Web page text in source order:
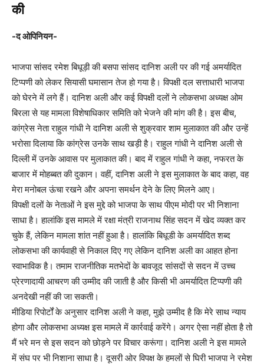
की
-द ओपिनियन-
भाजपा सांसद रमेश बिधूड़ी की बसपा सांसद दानिश अली पर की गई अमर्यादित
टिप्पणी को लेकर सियासी घमासान तेज हो गया है। विपक्षी दल सत्ताधारी भाजपा
को घेरने में लगे हैं। दानिश अली और कई विपक्षी दलों ने लोकसभा अध्यक्ष ओम
बिरला से यह मामला विशेषाधिकार समिति को भेजने की मांग की है। इस बीच,
कांग्रेस नेता राहुल गांधी ने दानिश अली से शुक्रवार शाम मुलाकात की और उन्हें
भरोसा दिलाया कि कांग्रेस उनके साथ खड़ी है। राहुल गांधी ने दानिश अली से
दिल्ली में उनके आवास पर मुलाकात की। बाद में राहुल गांधी ने कहा, नफरत के
बाजार में मोहब्बत की दुकान। वहीं, दानिश अली ने इस मुलाकात के बाद कहा, वह
मेरा मनोबल ऊंचा रखने और अपना समर्थन देने के लिए मिलने आए।
विपक्षी दलों के नेताओं ने इस मुद्दे को भाजपा के साथ पीएम मोदी पर भी निशाना
साधा है। हालांकि इस मामले में रक्षा मंत्री राजनाथ सिंह सदन में खेद व्यक्त कर
चुके हैं, लेकिन मामला शांत नहीं हुआ है। हालांकि बिधूडी के अमर्यादित शब्द
लोकसभा की कार्यवाही से निकाल दिए गए लेकिन दानिश अली का आहत होना
स्वाभाविक है। तमाम राजनीतिक मतभेदों के बावजूद सांसदों से सदन में उच्च
प्रेरणादायी आचरण की उम्मीद की जाती है और किसी भी अमर्यादित टिप्पणी की
अनदेखी नहीं की जा सकती।
मीडिया रिपोर्टों के अनुसार दानिश अली ने कहा, मुझे उम्मीद है कि मेरे साथ न्याय
होगा और लोकसभा अध्यक्ष इस मामले में कार्रवाई करेंगे। अगर ऐसा नहीं होता है तो
मैं भरे मन से इस सदन को छोड़ने पर विचार करूंगा। दानिश अली ने इस मामले
में संघ पर भी निशाना साधा है। दूसरी ओर विपक्ष के हमलों से घिरी भाजपा ने रमेश